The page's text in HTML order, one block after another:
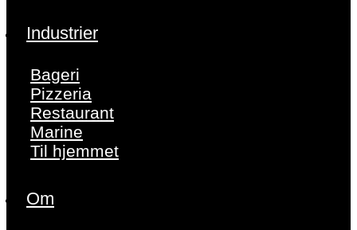
Industrier
Bageri
Pizzeria
Restaurant
Marine
Til hjemmet
Om